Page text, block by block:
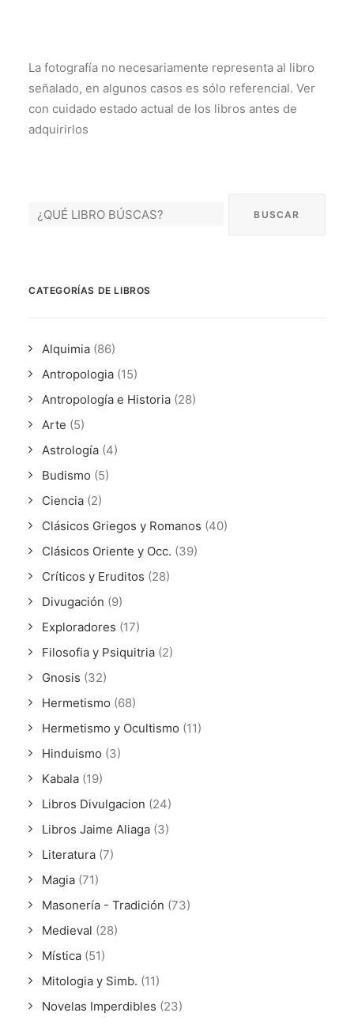
La fotografía no necesariamente representa al libro
señalado, en algunos casos es sólo referencial. Ver
con cuidado estado actual de los libros antes de
adquirirlos
CATEGORÍAS DE LIBROS
Alquimia (86)
Antropologia (15)
Antropología e Historia (28)
Arte (5)
Astrología (4)
Budismo (5)
Ciencia (2)
Clásicos Griegos y Romanos (40)
Clásicos Oriente y Occ. (39)
Críticos y Eruditos (28)
Divugación (9)
Exploradores (17)
Filosofia y Psiquitria (2)
Gnosis (32)
Hermetismo (68)
Hermetismo y Ocultismo (11)
Hinduismo (3)
Kabala (19)
Libros Divulgacion (24)
Libros Jaime Aliaga (3)
Literatura (7)
Magia (71)
Masonería - Tradición (73)
Medieval (28)
Mística (51)
Mitologia y Simb. (11)
Novelas Imperdibles (23)